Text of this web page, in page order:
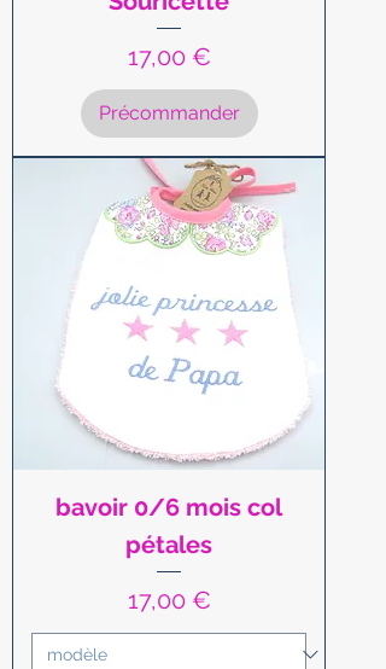
Prix
17,00 €
Précommander
bavoir 0/6 mois col
pétales
Prix
17,00 €